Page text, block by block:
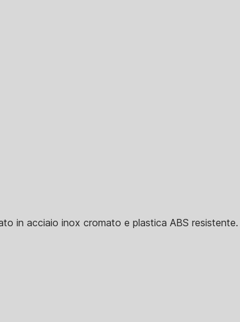
in acciaio inox cromato e plastica ABS resistente.